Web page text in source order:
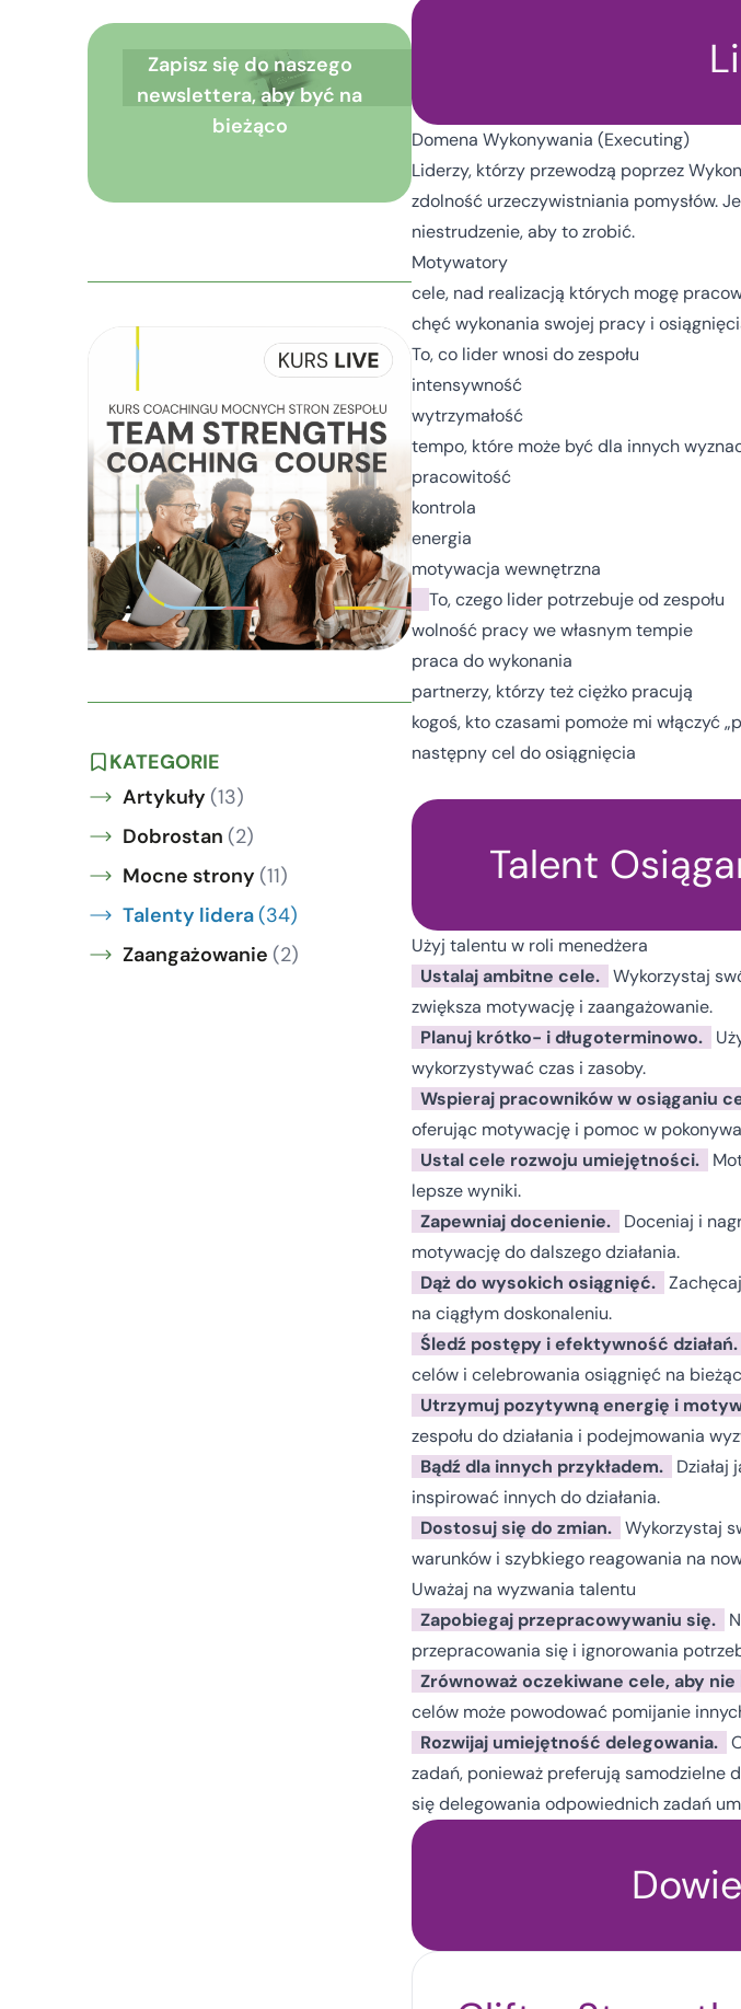
Zapisz się do naszego
newslettera, aby być na
bieżąco
KATEGORIE
Artykuły (13)
Dobrostan (2)
Mocne strony (11)
Talenty lidera(34)
Zaangażowanie (2)
Domena Wykonywania (Executing)
Liderzy, którzy przewodzą poprzez
zdolność urzeczywistniania pomysłów.
niestrudzenie, aby to zrobić.
Motywatory
cele, nad realizacją których mogę
chęć wykonania swojej pracy i
To, co lider wnosi do zespołu
intensywność
wytrzymałość
tempo, które może być dla innych
pracowitość
kontrola
energia
motywacja wewnętrzna
To, czego lider potrzebuje od zespołu
wolność pracy we własnym tempie
praca do wykonania
partnerzy, którzy też ciężko pracują
kogoś, kto czasami pomoże mi włączyć
następny cel do osiągnięcia
Talent
Użyj talentu w roli menedżera
Ustalaj ambitne cele. Wykorzystaj
zwiększa motywację i zaangażowanie.
Planuj krótko- i długoterminowo.
wykorzystywać czas i zasoby.
Wspieraj pracowników w osiąganiu
oferując motywację i pomoc w
Ustal cele rozwoju umiejętności.
lepsze wyniki.
Zapewniaj docenienie.
Doceniaj i
motywację do dalszego działania.
Dąż do wysokich osiągnięć.
na ciągłym doskonaleniu.
Śledź postępy i efektywność działań.
celów i celebrowania osiągnięć na
Utrzymuj pozytywną energię i
zespołu do działania i podejmowania
Bądź dla innych przykładem.
Działaj
inspirować innych do działania.
Dostosuj się do zmian. Wykorzystaj
warunków i szybkiego reagowania na
Uważaj na wyzwania talentu
Zapobiegaj przepracowywaniu się.
przepracowania się i ignorowania
Zrównoważ oczekiwane cele, aby
celów może powodować pomijanie
Rozwijaj umiejętność delegowania.
zadań, ponieważ preferują samodzielne
się delegowania odpowiednich zadań